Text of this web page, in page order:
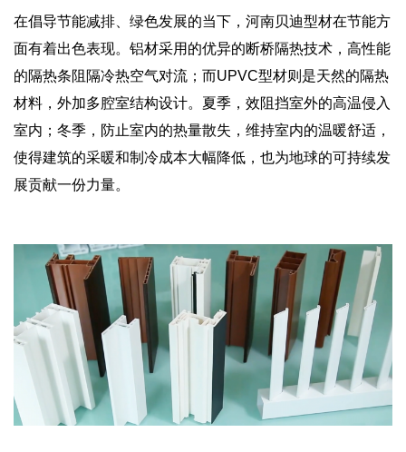
在倡导节能减排、绿色发展的当下，河南贝迪型材在节能方
面有着出色表现。铝材采用的优异的断桥隔热技术，高性能
的隔热条阻隔冷热空气对流；而UPVC型材则是天然的隔热
材料，外加多腔室结构设计。夏季，效阻挡室外的高温侵入
室内；冬季，防止室内的热量散失，维持室内的温暖舒适，
使得建筑的采暖和制冷成本大幅降低，也为地球的可持续发
展贡献一份力量。